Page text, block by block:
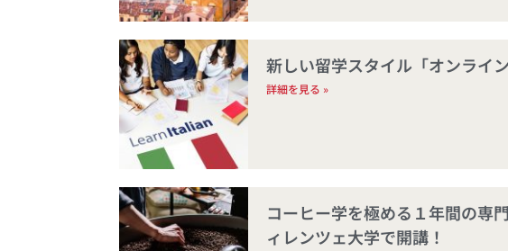
新しい留学スタイル「オンライ
詳細を見る »
コーヒー学を極める１年間の専
ィレンツェ大学で開講！